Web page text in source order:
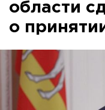
области
о